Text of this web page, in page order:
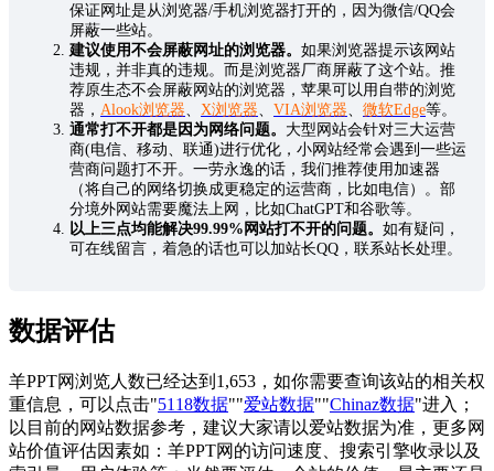
保证网址是从浏览器/手机浏览器打开的，因为微信/QQ会
屏蔽一些站。
建议使用不会屏蔽网址的浏览器。 如果浏览器提示该网站
违规，并非真的违规。而是浏览器厂商屏蔽了这个站。推
荐原生态不会屏蔽网站的浏览器，苹果可以用自带的浏览
器， Alook浏览器、 X浏览器、 VIA浏览器、 微软Edge等。
通常打不开都是因为网络问题。 大型网站会针对三大运营
商(电信、移动、联通)进行优化，小网站经常会遇到一些运
营商问题打不开。一劳永逸的话，我们推荐使用加速器
（将自己的网络切换成更稳定的运营商，比如电信）。部
分境外网站需要魔法上网，比如ChatGPT和谷歌等。
以上三点均能解决99.99%网站打不开的问题。 如有疑问，
可在线留言，着急的话也可以加站长QQ，联系站长处理。
数据评估
羊PPT网浏览人数已经达到1,653，如你需要查询该站的相关权
重信息，可以点击"5118数据""爱站数据""Chinaz数据"进入；
以目前的网站数据参考，建议大家请以爱站数据为准，更多网
站价值评估因素如：羊PPT网的访问速度、搜索引擎收录以及